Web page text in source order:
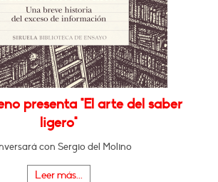
presenta "El arte del saber
ligero"
con Sergio del Molino
Leer más...